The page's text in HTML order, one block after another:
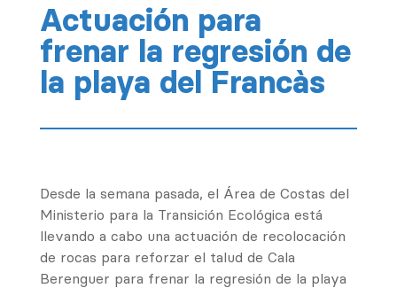
Actuación para
frenar la regresión de
la playa del Francàs
Desde la semana pasada, el Área de Costas del
Ministerio para la Transición Ecológica está
llevando a cabo una actuación de recolocación
de rocas para reforzar el talud de Cala
Berenguer para frenar la regresión de la playa